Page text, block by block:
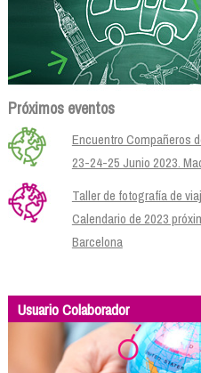
Próximos eventos
Encuentro Compañeros
23-24-25 Junio 2023.
Taller de fotografía de
Calendario de 2023
Barcelona
Usuario Colaborador